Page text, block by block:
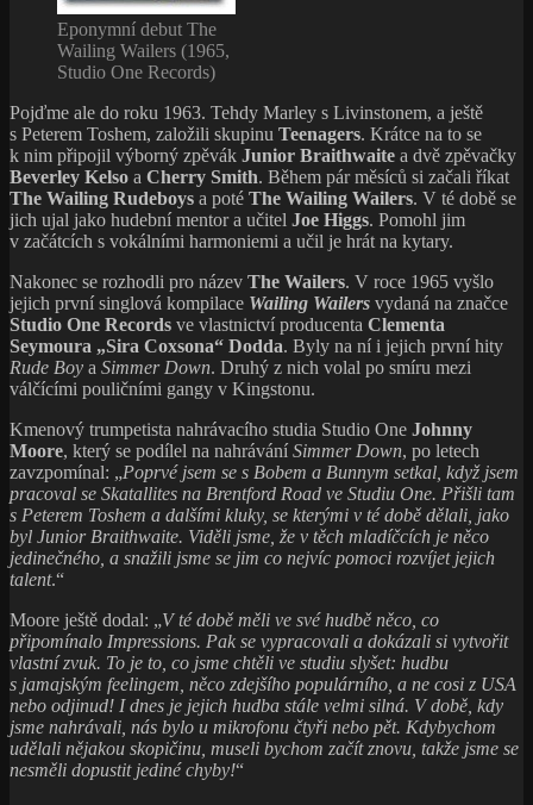
Eponymní debut The
Wailing Wailers (1965,
Studio One Records)
Pojďme ale do roku 1963. Tehdy Marley s Livinstonem, a ještě
s Peterem Toshem, založili skupinu Teenagers. Krátce na to se
k nim připojil výborný zpěvák Junior Braithwaite a dvě zpěvačky
Beverley Kelso a Cherry Smith. Během pár měsíců si začali říkat
The Wailing Rudeboys a poté The Wailing Wailers. V té době se
jich ujal jako hudební mentor a učitel Joe Higgs. Pomohl jim
v začátcích s vokálními harmoniemi a učil je hrát na kytary.
Nakonec se rozhodli pro název The Wailers. V roce 1965 vyšlo
jejich první singlová kompilace Wailing Wailers vydaná na značce
Studio One Records ve vlastnictví producenta Clementa
Seymoura „Sira Coxsona“ Dodda. Byly na ní i jejich první hity
Rude Boy a Simmer Down. Druhý z nich volal po smíru mezi
válčícími pouličními gangy v Kingstonu.
Kmenový trumpetista nahrávacího studia Studio One Johnny
Moore, který se podílel na nahrávání Simmer Down, po letech
zavzpomínal: „Poprvé jsem se s Bobem a Bunnym setkal, když jsem
pracoval se Skatallites na Brentford Road ve Studiu One. Přišli tam
s Peterem Toshem a dalšími kluky, se kterými v té době dělali, jako
byl Junior Braithwaite. Viděli jsme, že v těch mladíčcích je něco
jedinečného, a snažili jsme se jim co nejvíc pomoci rozvíjet jejich
talent.“
Moore ještě dodal: „V té době měli ve své hudbě něco, co
připomínalo Impressions. Pak se vypracovali a dokázali si vytvořit
vlastní zvuk. To je to, co jsme chtěli ve studiu slyšet: hudbu
s jamajským feelingem, něco zdejšího populárního, a ne cosi z USA
nebo odjinud! I dnes je jejich hudba stále velmi silná. V době, kdy
jsme nahrávali, nás bylo u mikrofonu čtyři nebo pět. Kdybychom
udělali nějakou skopičinu, museli bychom začít znovu, takže jsme se
nesměli dopustit jediné chyby!“